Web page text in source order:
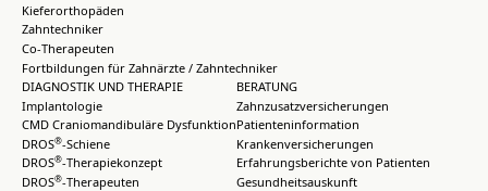
Kieferorthopäden
Zahntechniker
Co-Therapeuten
Fortbildungen für Zahnärzte / Zahntechniker
DIAGNOSTIK UND THERAPIE
Implantologie
CMD Craniomandibuläre Dysfunktion
DROS®-Schiene
DROS®-Therapiekonzept
DROS®-Therapeuten
BERATUNG
Zahnzusatzversicherungen
Patienteninformation
Krankenversicherungen
Erfahrungsberichte von Patienten
Gesundheitsauskunft